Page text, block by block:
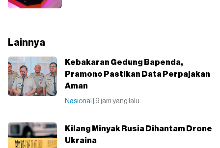
Lainnya
Kebakaran Gedung Bapenda,
Pramono Pastikan Data Perpajakan
Aman
Nasional | 9 jam yang lalu
Kilang Minyak Rusia Dihantam Drone
Ukraina